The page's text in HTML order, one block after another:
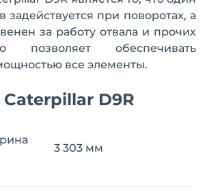
задействуется при поворотах, а
за работу отвала и прочих
позволяет обеспечивать
все элементы.
D9R
3 303 мм